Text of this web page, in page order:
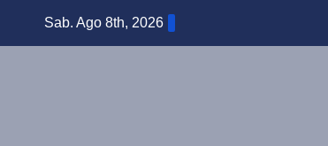
Sab. Ago 8th, 2026